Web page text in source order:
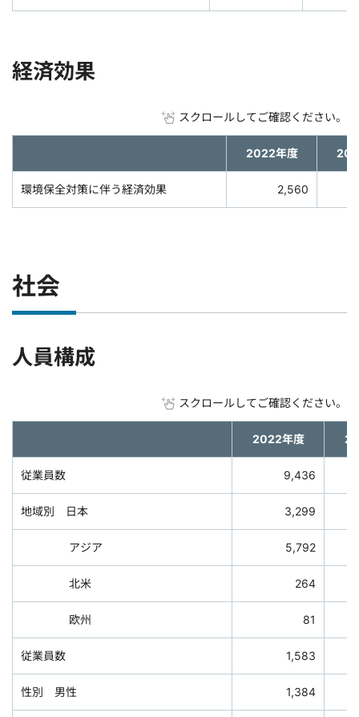
経済効果
スクロールしてご確認ください。
2022年度
環境保全対策に伴う経済効果 2,560
社会
人員構成
スクロールしてご確認ください。
2022年度
従業員数 9,436
地域別 日本 3,299
アジア 5,792
北米 264
欧州 81
従業員数 1,583
性別 男性 1,384